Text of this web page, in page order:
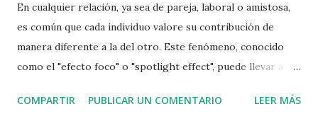
En cualquier relación, ya sea de pareja, laboral o amistosa,
es común que cada individuo valore su contribución de
manera diferente a la del otro. Este fenómeno, conocido
como el "efecto foco" o "spotlight effect", puede llevar a
participación en la relación. Vamos a explorar este efecto a
COMPARTIR PUBLICAR UN COMENTARIO LEER MÁS